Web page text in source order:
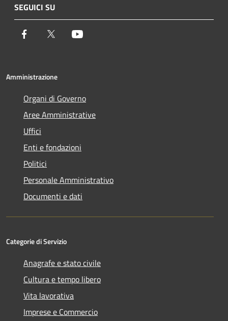
SEGUICI SU
Facebook Twitter
Amministrazione
Organi di Governo
Aree Amministrative
Uffici
Enti e fondazioni
Politici
Personale Amministrativo
Documenti e dati
Categorie di Servizio
Anagrafe e stato civile
Cultura e tempo libero
Vita lavorativa
Imprese e Commercio